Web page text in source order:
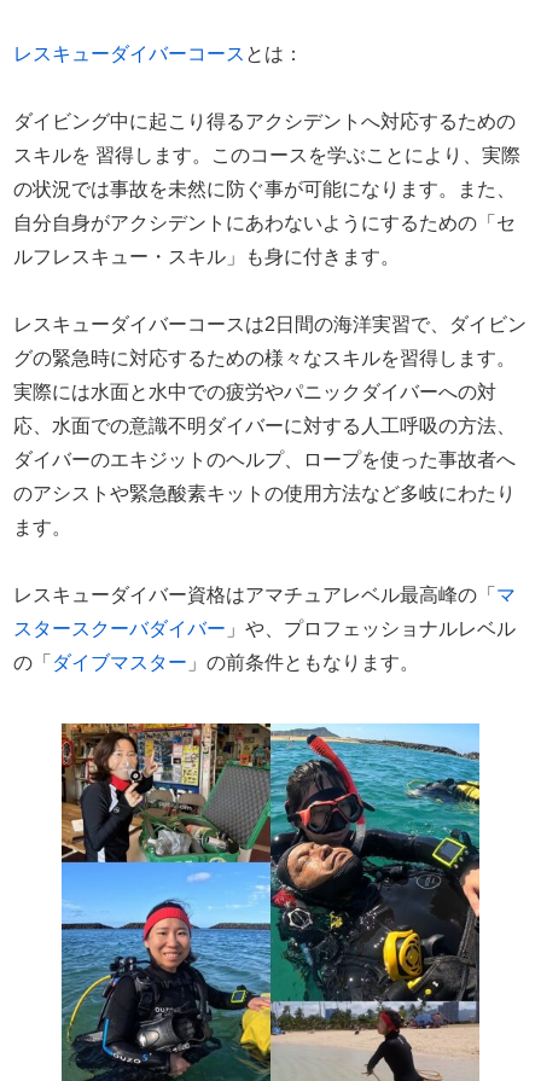
レスキューダイバーコース とは：
ダイビング中に起こり得るアクシデントへ対応するための
スキルを 習得します。このコースを学ぶことにより、実際
の状況では事故を未然に防ぐ事が可能になります。また、
自分自身がアクシデントにあわないようにするための「セ
ルフレスキュー・スキル」も身に付きます。
レスキューダイバーコースは2日間の海洋実習で、ダイビン
グの緊急時に対応するための様々なスキルを習得します。
実際には水面と水中での疲労やパニックダイバーへの対
応、水面での意識不明ダイバーに対する人工呼吸の方法、
ダイバーのエキジットのヘルプ、ロープを使った事故者へ
のアシストや緊急酸素キットの使用方法など多岐にわたり
ます。
レスキューダイバー資格はアマチュアレベル最高峰の「 マ
スタースクーバダイバー 」や、プロフェッショナルレベル
の「 ダイブマスター 」の前条件ともなります。